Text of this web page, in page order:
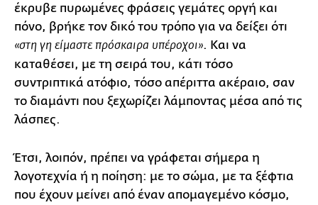
έκρυβε πυρωμένες φράσεις γεμάτες οργή και
πόνο, βρήκε τον δικό του τρόπο για να δείξει ότι
«στη γη είμαστε πρόσκαιρα υπέροχοι». Και να
καταθέσει, με τη σειρά του, κάτι τόσο
συντριπτικά ατόφιο, τόσο απέριττα ακέραιο, σαν
το διαμάντι που ξεχωρίζει λάμποντας μέσα από τις
λάσπες.
Έτσι, λοιπόν, πρέπει να γράφεται σήμερα η
λογοτεχνία ή η ποίηση: με το σώμα, με τα ξέφτια
που έχουν μείνει από έναν απομαγεμένο κόσμο,